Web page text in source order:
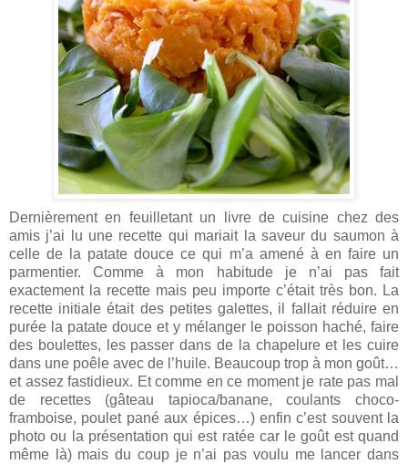
Dernièrement en feuilletant un livre de cuisine chez des
amis j’ai lu une recette qui mariait la saveur du saumon à
celle de la patate douce ce qui m’a amené à en faire un
parmentier. Comme à mon habitude je n’ai pas fait
exactement la recette mais peu importe c’était très bon. La
recette initiale était des petites galettes, il fallait réduire en
purée la patate douce et y mélanger le poisson haché, faire
des boulettes, les passer dans de la chapelure et les cuire
dans une poêle avec de l’huile. Beaucoup trop à mon goût…
et assez fastidieux. Et comme en ce moment je rate pas mal
de recettes (gâteau tapioca/banane, coulants choco-
framboise, poulet pané aux épices…) enfin c’est souvent la
photo ou la présentation qui est ratée car le goût est quand
même là) mais du coup je n’ai pas voulu me lancer dans